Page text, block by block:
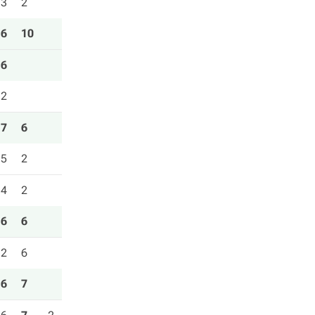
6 10
6
2
7 6
5 2
4 2
6 6
2 6
6 7